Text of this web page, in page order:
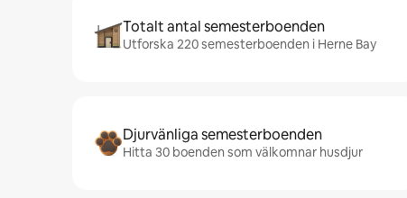
Totalt antal semesterboenden
Utforska 220 semesterboenden i Herne Bay
Djurvänliga semesterboenden
Hitta 30 boenden som välkomnar husdjur